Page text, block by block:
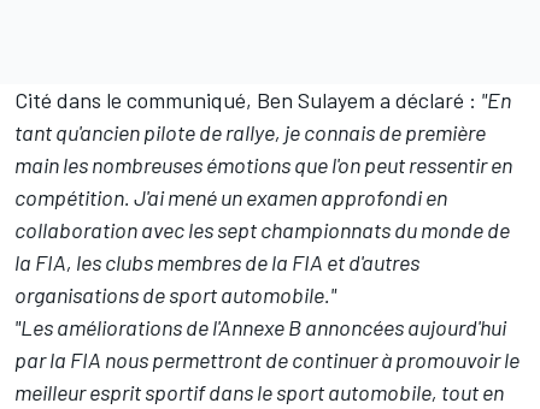
Cité dans le communiqué, Ben Sulayem a déclaré : "En
tant qu'ancien pilote de rallye, je connais de première
main les nombreuses émotions que l'on peut ressentir en
compétition. J'ai mené un examen approfondi en
collaboration avec les sept championnats du monde de
la FIA, les clubs membres de la FIA et d'autres
organisations de sport automobile."
"Les améliorations de l'Annexe B annoncées aujourd'hui
par la FIA nous permettront de continuer à promouvoir le
meilleur esprit sportif dans le sport automobile, tout en